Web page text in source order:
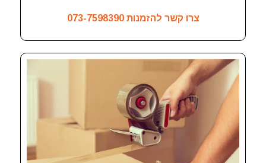
צרו קשר להזמנות073-7598390